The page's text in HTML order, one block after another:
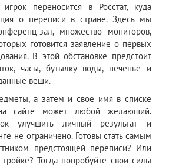
переносится в Росстат, куда
о переписи в стране. Здесь мы
зал, множество мониторов,
готовится заявление о первых
В этой обстановке предстоит
часы, бутылку воды, печенье и
вещи.
а затем и свое имя в списке
сайте может любой желающий.
улучшить личный результат и
не ограничено. Готовы стать самым
предстоящей переписи? Или
Тогда попробуйте свои силы